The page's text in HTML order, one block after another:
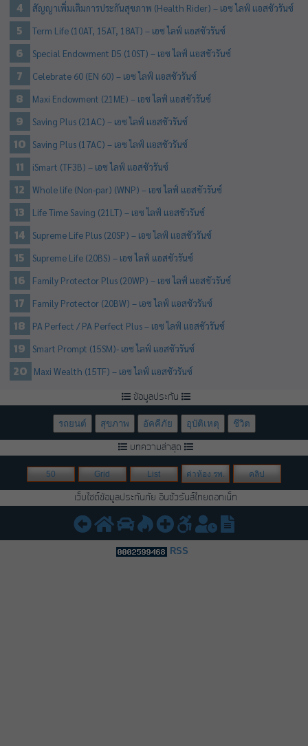
สัญญาเพิ่มเติมการประกันสุขภาพ (Health Rider) – เอซ ไลฟ์ แอสชัวรันซ์
Term Life (10AT, 15AT, 18AT) – เอซ ไลฟ์ แอสชัวรันซ์
Special Endowment D5 (10ST) – เอซ ไลฟ์ แอสชัวรันซ์
Celebrate 60 (EN 60) – เอซ ไลฟ์ แอสชัวรันซ์
Maxi Endowment (21ME) – เอซ ไลฟ์ แอสชัวรันซ์
Saving Plus (21AC) – เอซ ไลฟ์ แอสชัวรันซ์
Saving Plus (17AC) – เอซ ไลฟ์ แอสชัวรันซ์
iSmart (TF3B) – เอซ ไลฟ์ แอสชัวรันซ์
Whole life (Non-par) (WNP) – เอซ ไลฟ์ แอสชัวรันซ์
Life Time Saving (21LT) – เอซ ไลฟ์ แอสชัวรันซ์
Supreme Life Plus (20SP) – เอซ ไลฟ์ แอสชัวรันซ์
Supreme Life (20BS) – เอซ ไลฟ์ แอสชัวรันซ์
Family Protector Plus (20WP) – เอซ ไลฟ์ แอสชัวรันซ์
Family Protector (20BW) – เอซ ไลฟ์ แอสชัวรันซ์
PA Perfect / PA Perfect Plus – เอซ ไลฟ์ แอสชัวรันซ์
Smart Prompt (15SM)- เอซ ไลฟ์ แอสชัวรันซ์
Maxi Wealth (15TF) – เอซ ไลฟ์ แอสชัวรันซ์
ข้อมูลประกัน
รถยนต์ สุขภาพ อัคคีภัย อุบัติเหตุ ชีวิต
บทความล่าสุด
50 Grid List ค่าห้อง รพ. คลิป
เว็บไซต์ข้อมูลประกันภัย อินชัวรันส์ไทยดอทเน็ท
RSS